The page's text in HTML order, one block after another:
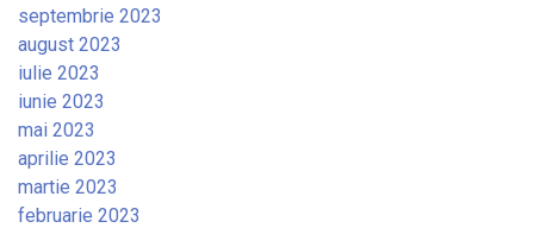
septembrie 2023
august 2023
iulie 2023
iunie 2023
mai 2023
aprilie 2023
martie 2023
februarie 2023